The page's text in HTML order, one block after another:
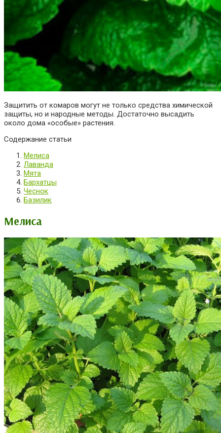
Защитить от комаров могут не только средства химической
защиты, но и народные методы. Достаточно высадить
около дома «особые» растения.
Содержание статьи
Мелиса
Лаванда
Мята
Бархатцы
Чеснок
Базилик
Мелиса